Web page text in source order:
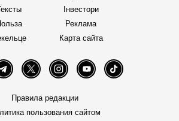
Інвестори
Реклама
Карта сайта
TelegramTwitter InstagramYouTube TikTok
Правила редакции
пользования сайтом